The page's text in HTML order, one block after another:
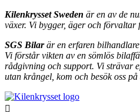
Kilenkrysset Sweden är en av de
växer. Vi bygger, äger och
SGS Bilarär en erfaren
Vi förstår vikten av en sömlös
rådgivning och support. Vi strävar
utan krångel, kom och besök oss